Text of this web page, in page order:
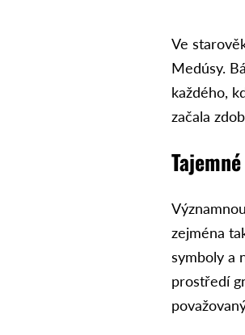
Ve
Medúsy.
každého,
začala
zejména
symboly a
prostředí